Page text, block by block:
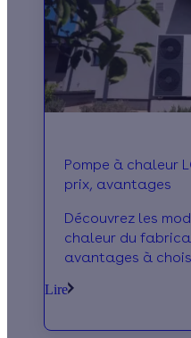
Pompe à chaleur
prix, avantages
Découvrez les
chaleur du
avantages à
!
Lire